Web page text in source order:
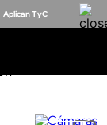
Aplican TyC